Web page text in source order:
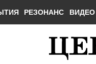
РЕЗОНАНС ВИДЕО